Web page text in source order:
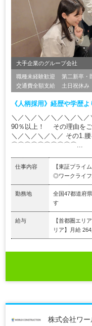
大手企業のグループ会社
職種未経験歓迎 第二新卒・
交通費全額支給
土日祝休み
《人柄採用》経歴や学歴
＼／＼／＼／＼／＼／＼
90％以上！ その理由をご
＼／＼／＼／＼／ その1.
⌒⌒⌒⌒⌒⌒⌒⌒⌒⌒...
仕事内容
【東証プライ
◎ワークライフ
勤務地
全国47都道府
す
給与
【首都圏エリ
リア】月給
株式会社ワ